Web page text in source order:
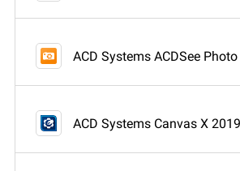
ACD Systems ACDSee
ACD Systems Canvas X 2019